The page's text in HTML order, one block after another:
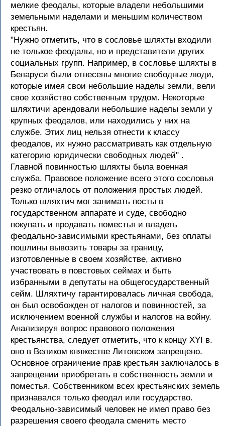
мелкие феодалы, которые владели небольшими
земельными наделами и меньшим количеством
крестьян.
"Нужно отметить, что в сословье шляхты входили
не толькое феодалы, но и представители других
социальных групп. Например, в сословье шляхты в
Беларуси были отнесены многие свободные люди,
которые имея свои небольшие наделы земли, вели
свое хозяйство собственным трудом. Некоторые
шляхтичи арендовали небольшие наделы земли у
крупных феодалов, или находились у них на
службе. Этих лиц нельзя отнести к классу
феодалов, их нужно рассматривать как отдельную
категорию юридически свободных людей" .
Главной повинностью шляхты была военная
служба. Правовое положение всего этого сословья
резко отличалось от положения простых людей.
Только шляхтич мог занимать посты в
государственном аппарате и суде, свободно
покупать и продавать поместья и владеть
феодально-зависимыми крестьянами, без оплаты
пошлины вывозить товары за границу,
изготовленные в своем хозяйстве, активно
участвовать в повстовых сеймах и быть
избранными в депутаты на общегосударственный
сейм. Шляхтичу гарантировалась личная свобода,
он был освобожден от налогов и повинностей, за
исключением военной службы и налогов на войну.
Анализируя вопрос правового положения
крестьянства, следует отметить, что к концу XYI в.
оно в Великом княжестве Литовском запрещено.
Основное ограничение прав крестьян заключалось в
запрещении приобретать в собственность земли и
поместья. Собственником всех крестьянских земель
признавался только феодал или государство.
Феодально-зависимый человек не имел право без
разрешения своего феодала сменить место